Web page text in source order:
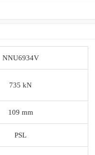
NNU6934V
735 kN
109 mm
PSL